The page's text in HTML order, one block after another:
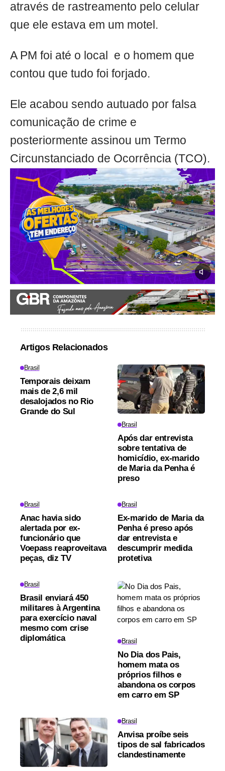
através de rastreamento pelo celular
que ele estava em um motel.
A PM foi até o local e o homem que
contou que tudo foi forjado.
Ele acabou sendo autuado por falsa
comunicação de crime e
posteriormente assinou um Termo
Circunstanciado de Ocorrência (TCO).
Artigos Relacionados
Brasil
Temporais deixam
mais de 2,6 mil
desalojados no Rio
Grande do Sul
Brasil
Após dar entrevista
sobre tentativa de
homicídio, ex-marido
de Maria da Penha é
preso
Brasil
Anac havia sido
alertada por ex-
funcionário que
Voepass reaproveitava
peças, diz TV
Brasil
Ex-marido de Maria da
Penha é preso após
dar entrevista e
descumprir medida
protetiva
Brasil
Brasil enviará 450
militares à Argentina
para exercício naval
mesmo com crise
diplomática
Brasil
No Dia dos Pais,
homem mata os
próprios filhos e
abandona os corpos
em carro em SP
Brasil
Anvisa proíbe seis
tipos de sal fabricados
clandestinamente